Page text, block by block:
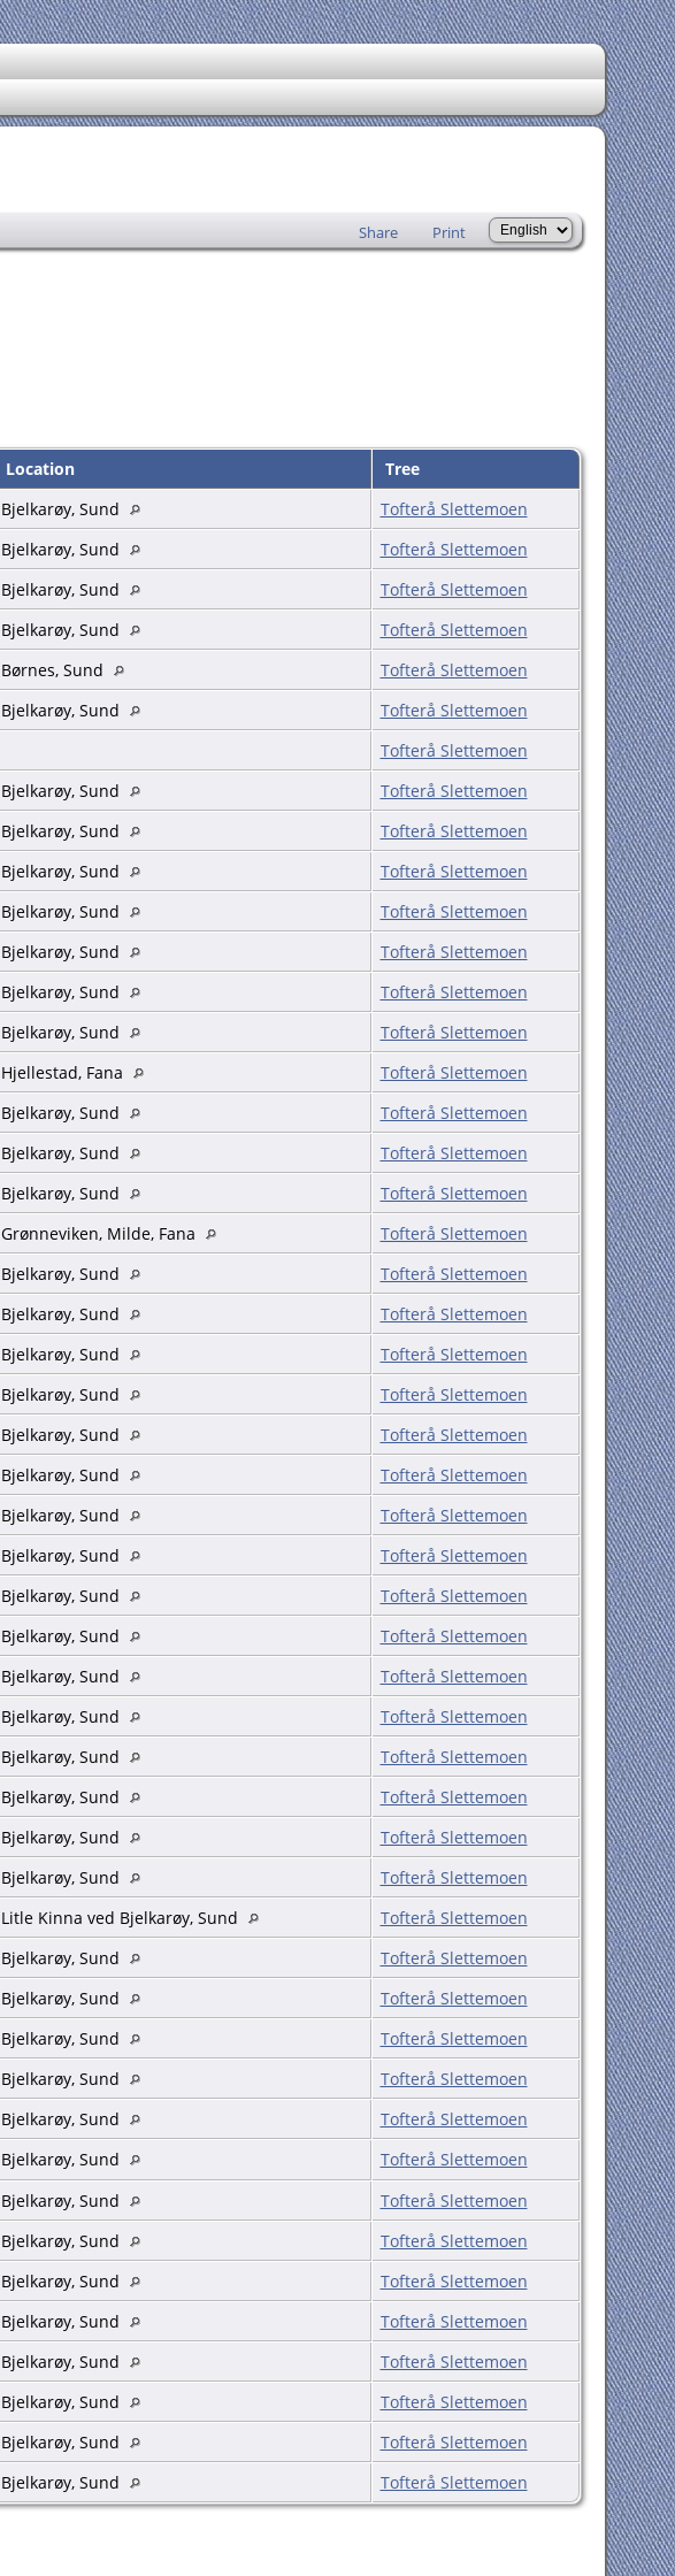
Share Print
Location
Tree
Bjelkarøy, Sund
Tofterå Slettemoen
Bjelkarøy, Sund
Tofterå Slettemoen
Bjelkarøy, Sund
Tofterå Slettemoen
Bjelkarøy, Sund
Tofterå Slettemoen
Børnes, Sund
Tofterå Slettemoen
Bjelkarøy, Sund
Tofterå Slettemoen
Tofterå Slettemoen
Bjelkarøy, Sund
Tofterå Slettemoen
Bjelkarøy, Sund
Tofterå Slettemoen
Bjelkarøy, Sund
Tofterå Slettemoen
Bjelkarøy, Sund
Tofterå Slettemoen
Bjelkarøy, Sund
Tofterå Slettemoen
Bjelkarøy, Sund
Tofterå Slettemoen
Bjelkarøy, Sund
Tofterå Slettemoen
Hjellestad, Fana
Tofterå Slettemoen
Bjelkarøy, Sund
Tofterå Slettemoen
Bjelkarøy, Sund
Tofterå Slettemoen
Bjelkarøy, Sund
Tofterå Slettemoen
Grønneviken, Milde, Fana
Tofterå Slettemoen
Bjelkarøy, Sund
Tofterå Slettemoen
Bjelkarøy, Sund
Tofterå Slettemoen
Bjelkarøy, Sund
Tofterå Slettemoen
Bjelkarøy, Sund
Tofterå Slettemoen
Bjelkarøy, Sund
Tofterå Slettemoen
Bjelkarøy, Sund
Tofterå Slettemoen
Bjelkarøy, Sund
Tofterå Slettemoen
Bjelkarøy, Sund
Tofterå Slettemoen
Bjelkarøy, Sund
Tofterå Slettemoen
Bjelkarøy, Sund
Tofterå Slettemoen
Bjelkarøy, Sund
Tofterå Slettemoen
Bjelkarøy, Sund
Tofterå Slettemoen
Bjelkarøy, Sund
Tofterå Slettemoen
Bjelkarøy, Sund
Tofterå Slettemoen
Bjelkarøy, Sund
Tofterå Slettemoen
Bjelkarøy, Sund
Tofterå Slettemoen
Litle Kinna ved Bjelkarøy, Sund
Tofterå Slettemoen
Bjelkarøy, Sund
Tofterå Slettemoen
Bjelkarøy, Sund
Tofterå Slettemoen
Bjelkarøy, Sund
Tofterå Slettemoen
Bjelkarøy, Sund
Tofterå Slettemoen
Bjelkarøy, Sund
Tofterå Slettemoen
Bjelkarøy, Sund
Tofterå Slettemoen
Bjelkarøy, Sund
Tofterå Slettemoen
Bjelkarøy, Sund
Tofterå Slettemoen
Bjelkarøy, Sund
Tofterå Slettemoen
Bjelkarøy, Sund
Tofterå Slettemoen
Bjelkarøy, Sund
Tofterå Slettemoen
Bjelkarøy, Sund
Tofterå Slettemoen
Bjelkarøy, Sund
Tofterå Slettemoen
Bjelkarøy, Sund Tofterå Slettemoen